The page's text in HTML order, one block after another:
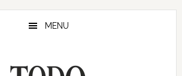
MENU